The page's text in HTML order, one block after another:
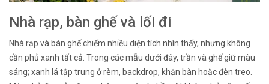
Nhà rạp, bàn ghế và lối đi
Nhà rạp và bàn ghế chiếm nhiều diện tích nhìn thấy, nhưng không
cần phủ xanh tất cả. Trong các mẫu dưới đây, trần và ghế giữ màu
sáng; xanh lá tập trung ở rèm, backdrop, khăn bàn hoặc đèn treo.